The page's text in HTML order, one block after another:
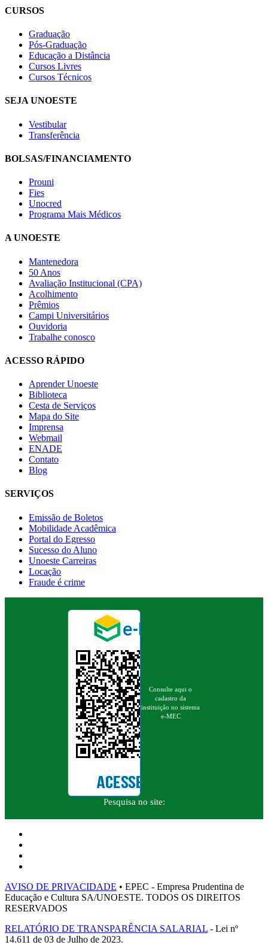
CURSOS
Graduação
Pós-Graduação
Educação a Distância
Cursos Livres
Cursos Técnicos
SEJA UNOESTE
Vestibular
Transferência
BOLSAS/FINANCIAMENTO
Prouni
Fies
Unocred
Programa Mais Médicos
A UNOESTE
Mantenedora
50 Anos
Avaliação Institucional (CPA)
Acolhimento
Prêmios
Campi Universitários
Ouvidoria
Trabalhe conosco
ACESSO RÁPIDO
Aprender Unoeste
Biblioteca
Cesta de Serviços
Mapa do Site
Imprensa
Webmail
ENADE
Contato
Blog
SERVIÇOS
Emissão de Boletos
Mobilidade Acadêmica
Portal do Egresso
Sucesso do Aluno
Unoeste Carreiras
Locação
Fraude é crime
Consulte aqui o
cadastro da
instituição no sistema
e-MEC
Pesquisa no site:
AVISO DE PRIVACIDADE • EPEC - Empresa Prudentina de
Educação e Cultura SA/UNOESTE. TODOS OS DIREITOS
RESERVADOS
RELATÓRIO DE TRANSPARÊNCIA SALARIAL - Lei nº
14.611 de 03 de Julho de 2023.